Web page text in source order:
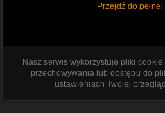
Przejdź do
Nasz serwis wykorzystuje pliki cookie
przechowywania lub dostępu do
ustawieniach Twojej